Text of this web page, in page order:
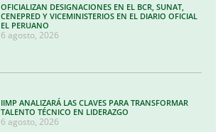
OFICIALIZAN DESIGNACIONES EN EL BCR, SUNAT,
CENEPRED Y VICEMINISTERIOS EN EL DIARIO OFICIAL
EL PERUANO
6 agosto, 2026
IIMP ANALIZARÁ LAS CLAVES PARA TRANSFORMAR
TALENTO TÉCNICO EN LIDERAZGO
6 agosto, 2026